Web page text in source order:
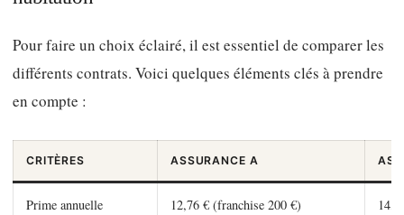
Pour faire un choix éclairé, il est essentiel de comparer les
différents contrats. Voici quelques éléments clés à prendre
en compte :
CRITÈRES ASSURANCE A
Prime annuelle 12,76 € (franchise 200 €)